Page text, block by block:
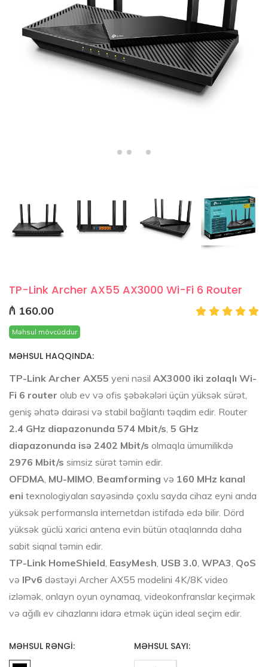
TP-Link Archer AX55 AX3000 Wi-Fi 6 Router
₼ 160.00
Məhsul mövcüddur
MƏHSUL HAQQINDA:
TP-Link Archer AX55 yeni nəsil AX3000 iki zolaqlı Wi-
Fi 6 router olub ev və ofis şəbəkələri üçün yüksək sürət,
geniş əhatə dairəsi və stabil bağlantı təqdim edir. Router
2.4 GHz diapazonunda 574 Mbit/s 5 GHz
diapazonunda isə 2402 Mbit/s olmaqla ümumilikdə
2976 Mbit/s simsiz sürət təmin edir.
OFDMA MU-MIMO Beamforming və 160 MHz kanal
eni texnologiyaları sayəsində çoxlu sayda cihaz eyni anda
yüksək performansla internetdən istifadə edə bilir. Dörd
yüksək güclü xarici antena evin bütün otaqlarında daha
sabit siqnal təmin edir.
TP-Link HomeShield EasyMesh USB 3.0 WPA3 QoS
və IPv6 dəstəyi Archer AX55 modelini 4K/8K video
izləmək, onlayn oyun oynamaq, videokonfranslar keçirmək
və ağıllı ev cihazlarını idarə etmək üçün ideal seçim edir.
MƏHSUL RƏNGI: MƏHSUL SAYI: